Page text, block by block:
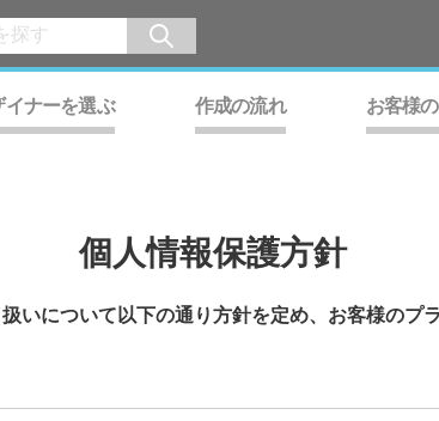
イナーを選ぶ 作成の流れ お客様
個人情報保護方針
いについて以下の通り方針を定め、お客様のプ